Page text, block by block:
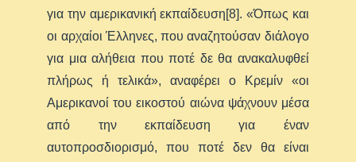
για την αμερικανική εκπαίδευση[8]. «Όπως και
οι αρχαίοι Έλληνες, που αναζητούσαν διάλογο
για μια αλήθεια που ποτέ δε θα ανακαλυφθεί
πλήρως ή τελικά», αναφέρει ο Κρεμίν «οι
Αμερικανοί του εικοστού αιώνα ψάχνουν μέσα
από την εκπαίδευση για έναν
αυτοπροσδιορισμό, που ποτέ δεν θα είναι